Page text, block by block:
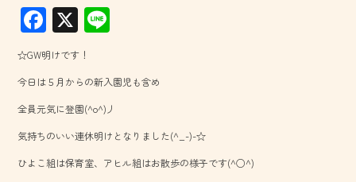
F
ac
e
b
o
ok
X
☆GW明けです！
今日は５月からの新入園児も含め
全員元気に登園(^o^)丿
気持ちのいい連休明けとなりました(^_-)-☆
ひよこ組は保育室、アヒル組はお散歩の様子です(^○^)